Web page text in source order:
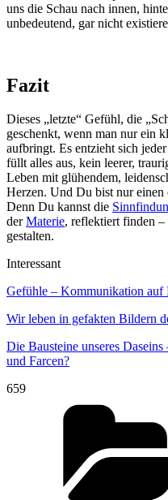
uns die Schau nach innen,
unbedeutend, gar nicht
Fazit
Dieses „letzte“ Gefühl, die
geschenkt, wenn man nur ein
aufbringt. Es entzieht sich
füllt alles aus, kein leerer,
Leben mit glühendem,
Herzen. Und Du bist nur
Denn Du kannst die
derMaterie, reflektiert finden
gestalten.
Interessant
Gefühle – Kommunikation auf
Wir leben in gefakten Bildern
Die Bausteine unseres
und Farcen?
659